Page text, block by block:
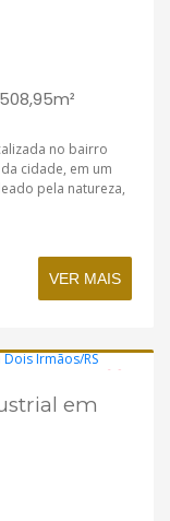
508,95m²
no bairro
cidade, em um
pela natureza,
VER MAIS
em